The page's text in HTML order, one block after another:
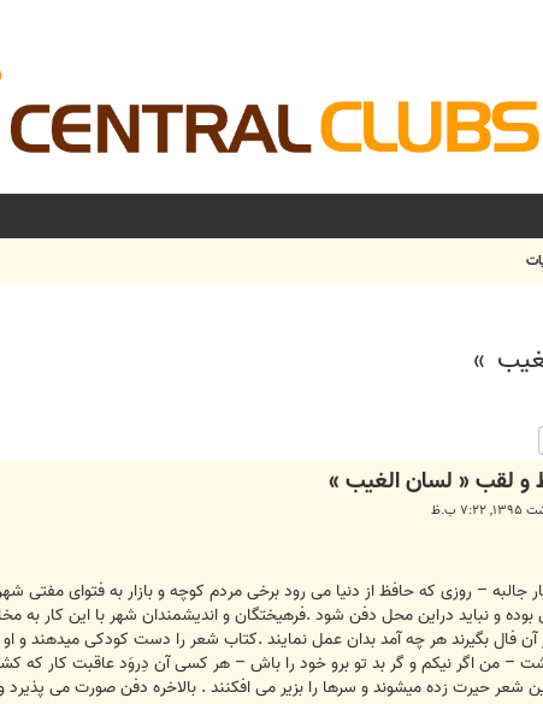
»
و لقب « لسان الغیب »
جالبه – ﺭﻭﺯﯼ ﮐﻪ ﺣﺎﻓﻆ از دنیا می رود ﺑﺮﺧﯽ ﻣﺮﺩﻡ ﮐﻮﭼﻪ ﻭ ﺑﺎﺯار ﺑﻪ ﻓﺘﻮﺍﯼ
ﻭ ﻧﺒﺎﯾﺪ ﺩﺭﺍﯾﻦ ﻣﺤﻞ ﺩﻓﻦ ﺷﻮﺩ .ﻓﺮﻫﯿﺨﺘﮕﺎﻥ ﻭ ﺍﻧﺪﯾﺸﻤﻨﺪﺍﻥ ﺷﻬﺮ ﺑﺎ ﺍﯾﻦ ﮐﺎﺭ ﺑﻪ
ﺁﻥ ﻓﺎﻝ ﺑﮕﯿﺮﻧﺪ ﻫﺮ ﭼﻪ ﺁﻣﺪ ﺑﺪﺍﻥ ﻋﻤﻞ ﻧﻤﺎﯾﻨﺪ .ﮐﺘﺎﺏ ﺷﻌﺮ ﺭﺍ ﺩﺳﺖ ﮐﻮﺩﮐﯽ ﻣﯿﺪﻫﻨﺪ
ﻧﻮﺷﺖ – ﻣﻦ ﺍﮔﺮ ﻧﯿﮑﻢ ﻭ ﮔﺮ ﺑﺪ ﺗﻮ ﺑﺮﻭ ﺧﻮﺩ ﺭﺍ ﺑﺎﺵ – ﻫﺮ ﮐﺴﯽ ﺁﻥ ﺩِﺭﻭَﺩ ﻋﺎﻗﺒﺖ
ﺣﯿﺮﺕ ﺯﺩﻩ ﻣﯿﺸﻮﻧﺪ ﻭ ﺳﺮﻫﺎ ﺭﺍ ﺑﺰﯾﺮ ﻣﯽ ﺍﻓﮑﻨﻨﺪ . ﺑﺎﻻﺧﺮﻩ ﺩﻓﻦ ﺻﻮﺭﺕ ﻣﯽ ﭘﺬﯾﺮﺩ ﻭ